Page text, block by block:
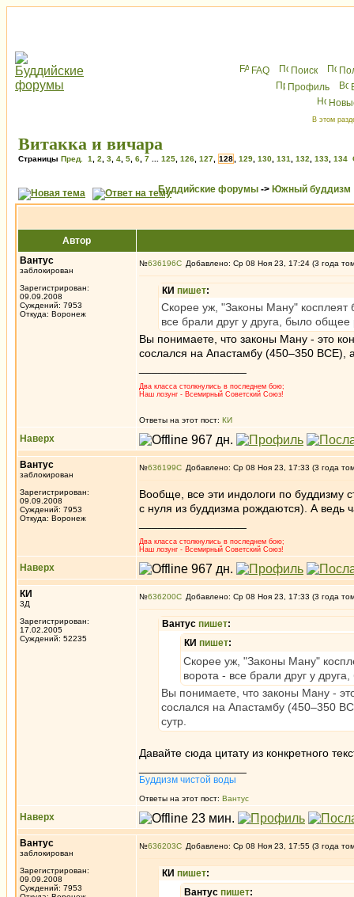
FAQ Поиск
Профиль
В этом
Витакка и вичара
Страницы Пред. 1 2 3 4 5 6 7 125 126 127 128 129 130 131 132 133 134
Буддийские форумы -> Южный буддизм
Автор
Вантус
заблокирован
Зарегистрирован:
09.09.2008
Суждений: 7953
Откуда: Воронеж
№636196 Добавлено: Ср 08 Ноя 23, 17:24 (3 года
КИ пишет:
Скорее уж, "Законы Ману" косплеят
все брали друг у друга, было общее
Вы понимаете, что законы Ману - это
сослался на Апастамбу (450–350 BCE),
Два класса столкнулись в последнем бою;
Наш лозунг - Всемирный Советский Союз!
Ответы на этот пост: КИ
Наверх
Вантус
заблокирован
Зарегистрирован:
09.09.2008
Суждений: 7953
Откуда: Воронеж
№636199 Добавлено: Ср 08 Ноя 23, 17:33 (3 года
Вообще, все эти индологи по буддизму
с нуля из буддизма рождаются). А ведь
Два класса столкнулись в последнем бою;
Наш лозунг - Всемирный Советский Союз!
Наверх
КИ
3Д
Зарегистрирован:
17.02.2005
Суждений: 52235
№636200 Добавлено: Ср 08 Ноя 23, 17:33 (3 года
Вантус пишет:
КИ пишет:
Скорее уж, "Законы Ману"
ворота - все брали друг у
Вы понимаете, что законы Ману -
сослался на Апастамбу (450–350
сутр.
Давайте сюда цитату из конкретного
Буддизм чистой воды
Ответы на этот пост: Вантус
Наверх
Вантус
заблокирован
Зарегистрирован:
09.09.2008
Суждений: 7953
№636203 Добавлено: Ср 08 Ноя 23, 17:55 (3 года
КИ пишет:
Вантус пишет: